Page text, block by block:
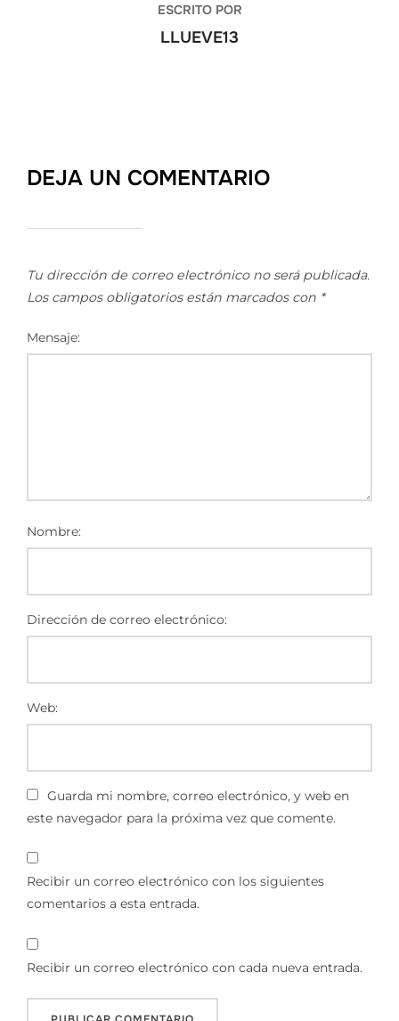
ESCRITO POR
LLUEVE13
DEJA UN COMENTARIO
Tu dirección de correo electrónico no será publicada.
Los campos obligatorios están marcados con *
Mensaje:
Nombre:
Dirección de correo electrónico:
Web:
Guarda mi nombre, correo electrónico, y web en
este navegador para la próxima vez que comente.
Recibir un correo electrónico con los siguientes
comentarios a esta entrada.
Recibir un correo electrónico con cada nueva entrada.